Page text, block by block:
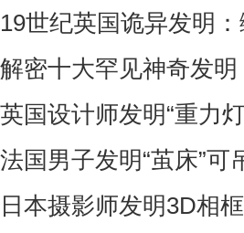
19世纪英国诡异发明
解密十大罕见神奇发
英国设计师发明“重力
法国男子发明“茧床”可
日本摄影师发明3D相